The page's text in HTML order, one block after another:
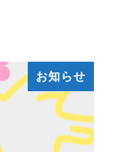
お知らせ